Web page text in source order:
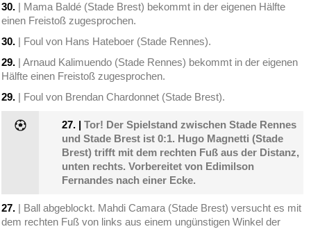
30. | Mama Baldé (Stade Brest) bekommt in der eigenen Hälfte
einen Freistoß zugesprochen.
30. | Foul von Hans Hateboer (Stade Rennes).
29. | Arnaud Kalimuendo (Stade Rennes) bekommt in der eigenen
Hälfte einen Freistoß zugesprochen.
29. | Foul von Brendan Chardonnet (Stade Brest).
27. |Tor! Der Spielstand zwischen Stade Rennes
und Stade Brest ist 0:1. Hugo Magnetti (Stade
Brest) trifft mit dem rechten Fuß aus der Distanz,
unten rechts. Vorbereitet von Edimilson
Fernandes nach einer Ecke.
27. | Ball abgeblockt. Mahdi Camara (Stade Brest) versucht es mit
dem rechten Fuß von links aus einem ungünstigen Winkel der